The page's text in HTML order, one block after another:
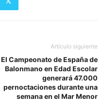
Artículo siguiente
El Campeonato de España de
Balonmano en Edad Escolar
generará 47.000
pernoctaciones durante una
semana en el Mar Menor